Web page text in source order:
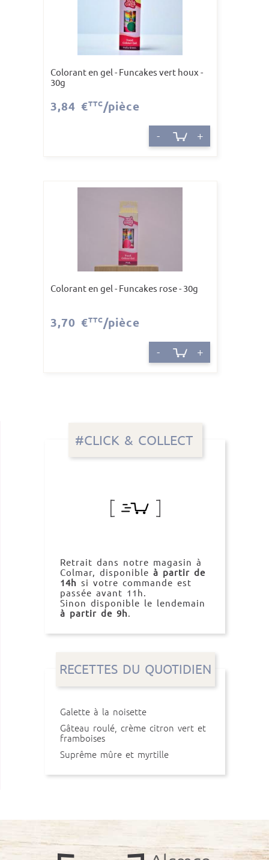
#CLICK & COLLECT
Retrait dans notre magasin à
Colmar, disponible à partir de
14h si votre commande est
passée avant 11h.
Sinon disponible le lendemain
à partir de 9h.
RECETTES DU QUOTIDIEN
Galette à la noisette
Gâteau roulé, crème citron vert et
framboises
Suprême mûre et myrtille
Colorant en gel - Funcakes vert houx -
30g
3,84 €TTC /pièce
- +
Colorant en gel - Funcakes rose - 30g
3,70 €TTC /pièce
- +